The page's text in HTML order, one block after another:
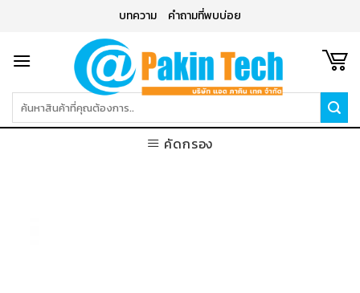
บทความ คำถามที่พบบ่อย
คัดกรอง